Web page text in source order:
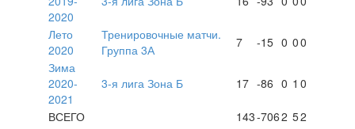
2020
Лето
2020
Тренировочные матчи.
Группа 3А
7 -15 0 00
Зима
2020-
2021
3-я лига Зона Б 17 -86 0 1 0
ВСЕГО 143-7062 52